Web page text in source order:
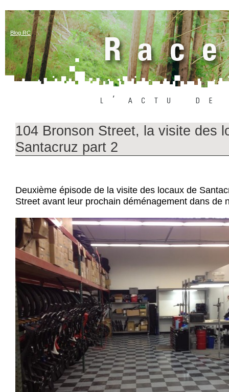
Blog RC
104 Bronson Street, la visite des
Santacruz part 2
Deuxième épisode de la visite des locaux de
Street avant leur prochain déménagement dans de